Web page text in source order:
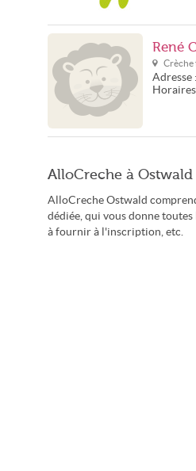
René
Crèche
Adresse :
AlloCreche à Ostwald
AlloCreche Ostwald
dédiée, qui vous donne
à fournir à l'inscription, etc.